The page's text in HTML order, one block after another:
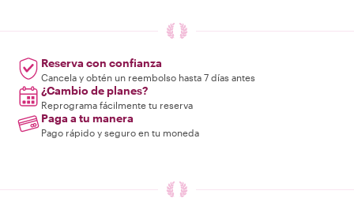
Reserva con confianza
Cancela y obtén un reembolso hasta 7 días antes
¿Cambio de planes?
Reprograma fácilmente tu reserva
Paga a tu manera
Pago rápido y seguro en tu moneda